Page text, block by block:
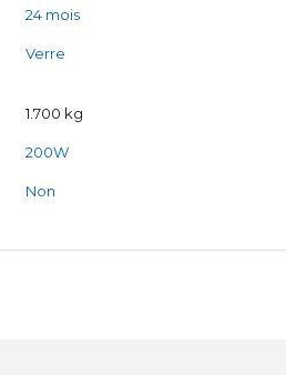
24 mois
Verre
1.700 kg
200W
Non